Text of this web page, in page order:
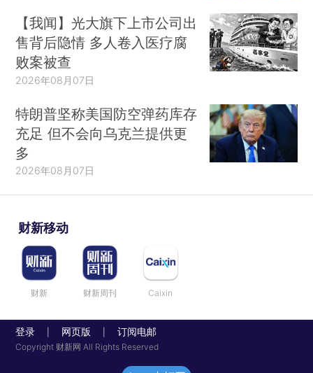
【我闻】光大旗下上市公司出
售背后隐情 多人卷入医疗腐
败案被查
2026年08月07日
特朗普坚称美国防空弹药库存
充足 但不会向乌克兰提供更
多
2026年08月07日
财新移动
财新 财新周刊 Caixin
登录 网页版 订阅电邮
Copyright 财新网 All Rights Reserved